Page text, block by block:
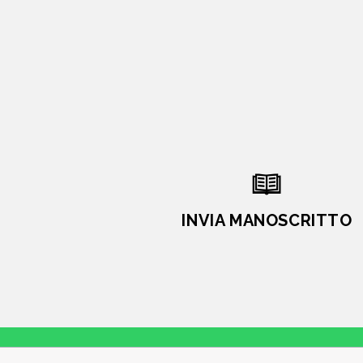
INVIA MANOSCRITTO